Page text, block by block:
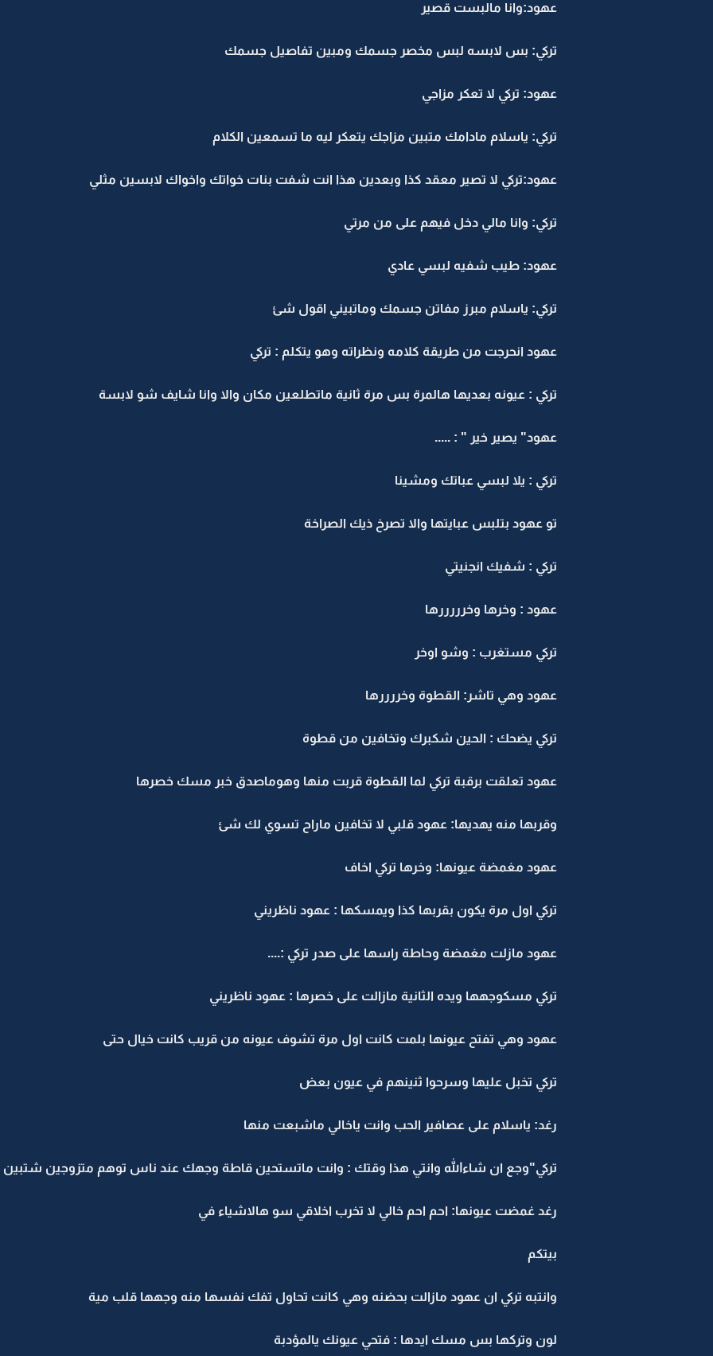
عهود:وانا مالبست قصير
تركي: بس لابسه لبس مخصر جسمك ومبين تفاصيل جسمك
عهود: تركي لا تعكر مزاجي
تركي: ياسلام مادامك متبين مزاجك يتعكر ليه ما تسمعين الكلام
عهود:تركي لا تصير معقد كذا وبعدين هذا انت شفت بنات خواتك واخواك لابسين مثلي
تركي: وانا مالي دخل فيهم على من مرتي
عهود: طيب شفيه لبسي عادي
تركي: ياسلام مبرز مفاتن جسمك وماتبيني اقول شئ
عهود انحرجت من طريقة كلامه ونظراته وهو يتكلم : تركي
تركي : عيونه بعديها هالمرة بس مرة ثانية ماتطلعين مكان والا وانا شايف شو لابسة
عهود" يصير خير " : .....
تركي : يلا لبسي عباتك ومشينا
تو عهود بتلبس عبايتها والا تصرخ ذيك الصراخة
تركي : شفيك انجنيتي
عهود : وخرها وخرررررها
تركي مستغرب : وشو اوخر
عهود وهي تاشر: القطوة وخررررها
تركي يضحك : الحين شكبرك وتخافين من قطوة
عهود تعلقت برقبة تركي لما القطوة قربت منها وهوماصدق خبر مسك خصرها
وقربها منه يهديها: عهود قلبي لا تخافين ماراح تسوي لك شئ
عهود مغمضة عيونها: وخرها تركي اخاف
تركي اول مرة يكون بقربها كذا ويمسكها : عهود ناظريني
عهود مازلت مغمضة وحاطة راسها على صدر تركي :....
تركي مسكوجهها ويده الثانية مازالت على خصرها : عهود ناظريني
عهود وهي تفتح عيونها بلمت كانت اول مرة تشوف عيونه من قريب كانت خيال حتى
تركي تخبل عليها وسرحوا ثنينهم في عيون بعض
رغد: ياسلام على عصافير الحب وانت ياخالي ماشبعت منها
تركي"وجع ان شاءالله وانتي هذا وقتك : وانت ماتستحين قاطة وجهك عند ناس توهم متزوجين شتبين
رغد غمضت عيونها: احم احم خالي لا تخرب اخلاقي سو هالاشياء في
بيتكم
وانتبه تركي ان عهود مازالت بحضنه وهي كانت تحاول تفك نفسها منه وجهها قلب مية
لون وتركها بس مسك ايدها : فتحي عيونك يالمؤدبة